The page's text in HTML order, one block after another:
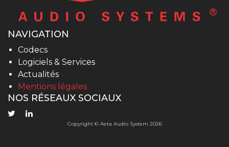
NAVIGATION
Codecs
Logiciels & Services
Actualités
Mentions légales
NOS RÉSEAUX SOCIAUX
Copyright © Aeta Audio System 2026